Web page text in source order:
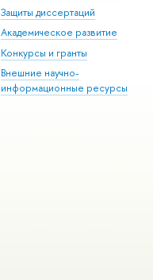
Защиты диссертаций
Академическое развитие
Конкурсы и гранты
Внешние научно-
информационные ресурсы